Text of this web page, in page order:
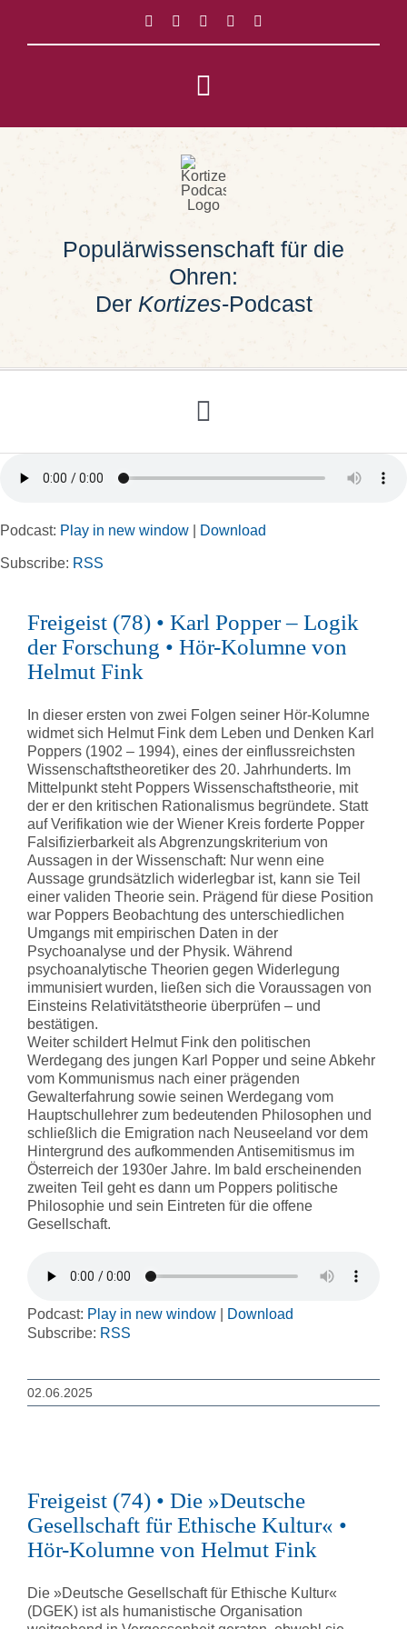
springen
Toggle
Navigation
Impressum
Datenschutz
Populärwissenschaft für die
Ohren:
Der Kortizes-Podcast
Toggle
Navigation
Home
Rubriken
Podcast: Play in new window Download
Subscribe: RSS
Freigeist (78) • Karl Popper – Logik
der Forschung • Hör-Kolumne von
Helmut Fink
In dieser ersten von zwei Folgen seiner Hör-Kolumne
widmet sich Helmut Fink dem Leben und Denken Karl
Poppers (1902 – 1994), eines der einflussreichsten
Wissenschaftstheoretiker des 20. Jahrhunderts. Im
Mittelpunkt steht Poppers Wissenschaftstheorie, mit
der er den kritischen Rationalismus begründete. Statt
auf Verifikation wie der Wiener Kreis forderte Popper
Falsifizierbarkeit als Abgrenzungskriterium von
Aussagen in der Wissenschaft: Nur wenn eine
Aussage grundsätzlich widerlegbar ist, kann sie Teil
einer validen Theorie sein. Prägend für diese Position
war Poppers Beobachtung des unterschiedlichen
Umgangs mit empirischen Daten in der
Psychoanalyse und der Physik. Während
psychoanalytische Theorien gegen Widerlegung
immunisiert wurden, ließen sich die Voraussagen von
Einsteins Relativitätstheorie überprüfen – und
bestätigen.
Weiter schildert Helmut Fink den politischen
Werdegang des jungen Karl Popper und seine Abkehr
vom Kommunismus nach einer prägenden
Gewalterfahrung sowie seinen Werdegang vom
Hauptschullehrer zum bedeutenden Philosophen und
schließlich die Emigration nach Neuseeland vor dem
Hintergrund des aufkommenden Antisemitismus im
Österreich der 1930er Jahre. Im bald erscheinenden
zweiten Teil geht es dann um Poppers politische
Philosophie und sein Eintreten für die offene
Gesellschaft.
Podcast: Play in new window
Download
Subscribe: RSS
02.06.2025
Freigeist (74) • Die »Deutsche
Gesellschaft für Ethische Kultur« •
Hör-Kolumne von Helmut Fink
Die »Deutsche Gesellschaft für Ethische Kultur«
(DGEK) ist als humanistische Organisation